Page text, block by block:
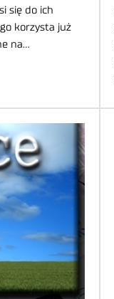
się do ich
korzysta już
na…